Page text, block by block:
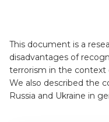
This document is a
disadvantages of
terrorism in the context
We also described the
Russia and Ukraine in